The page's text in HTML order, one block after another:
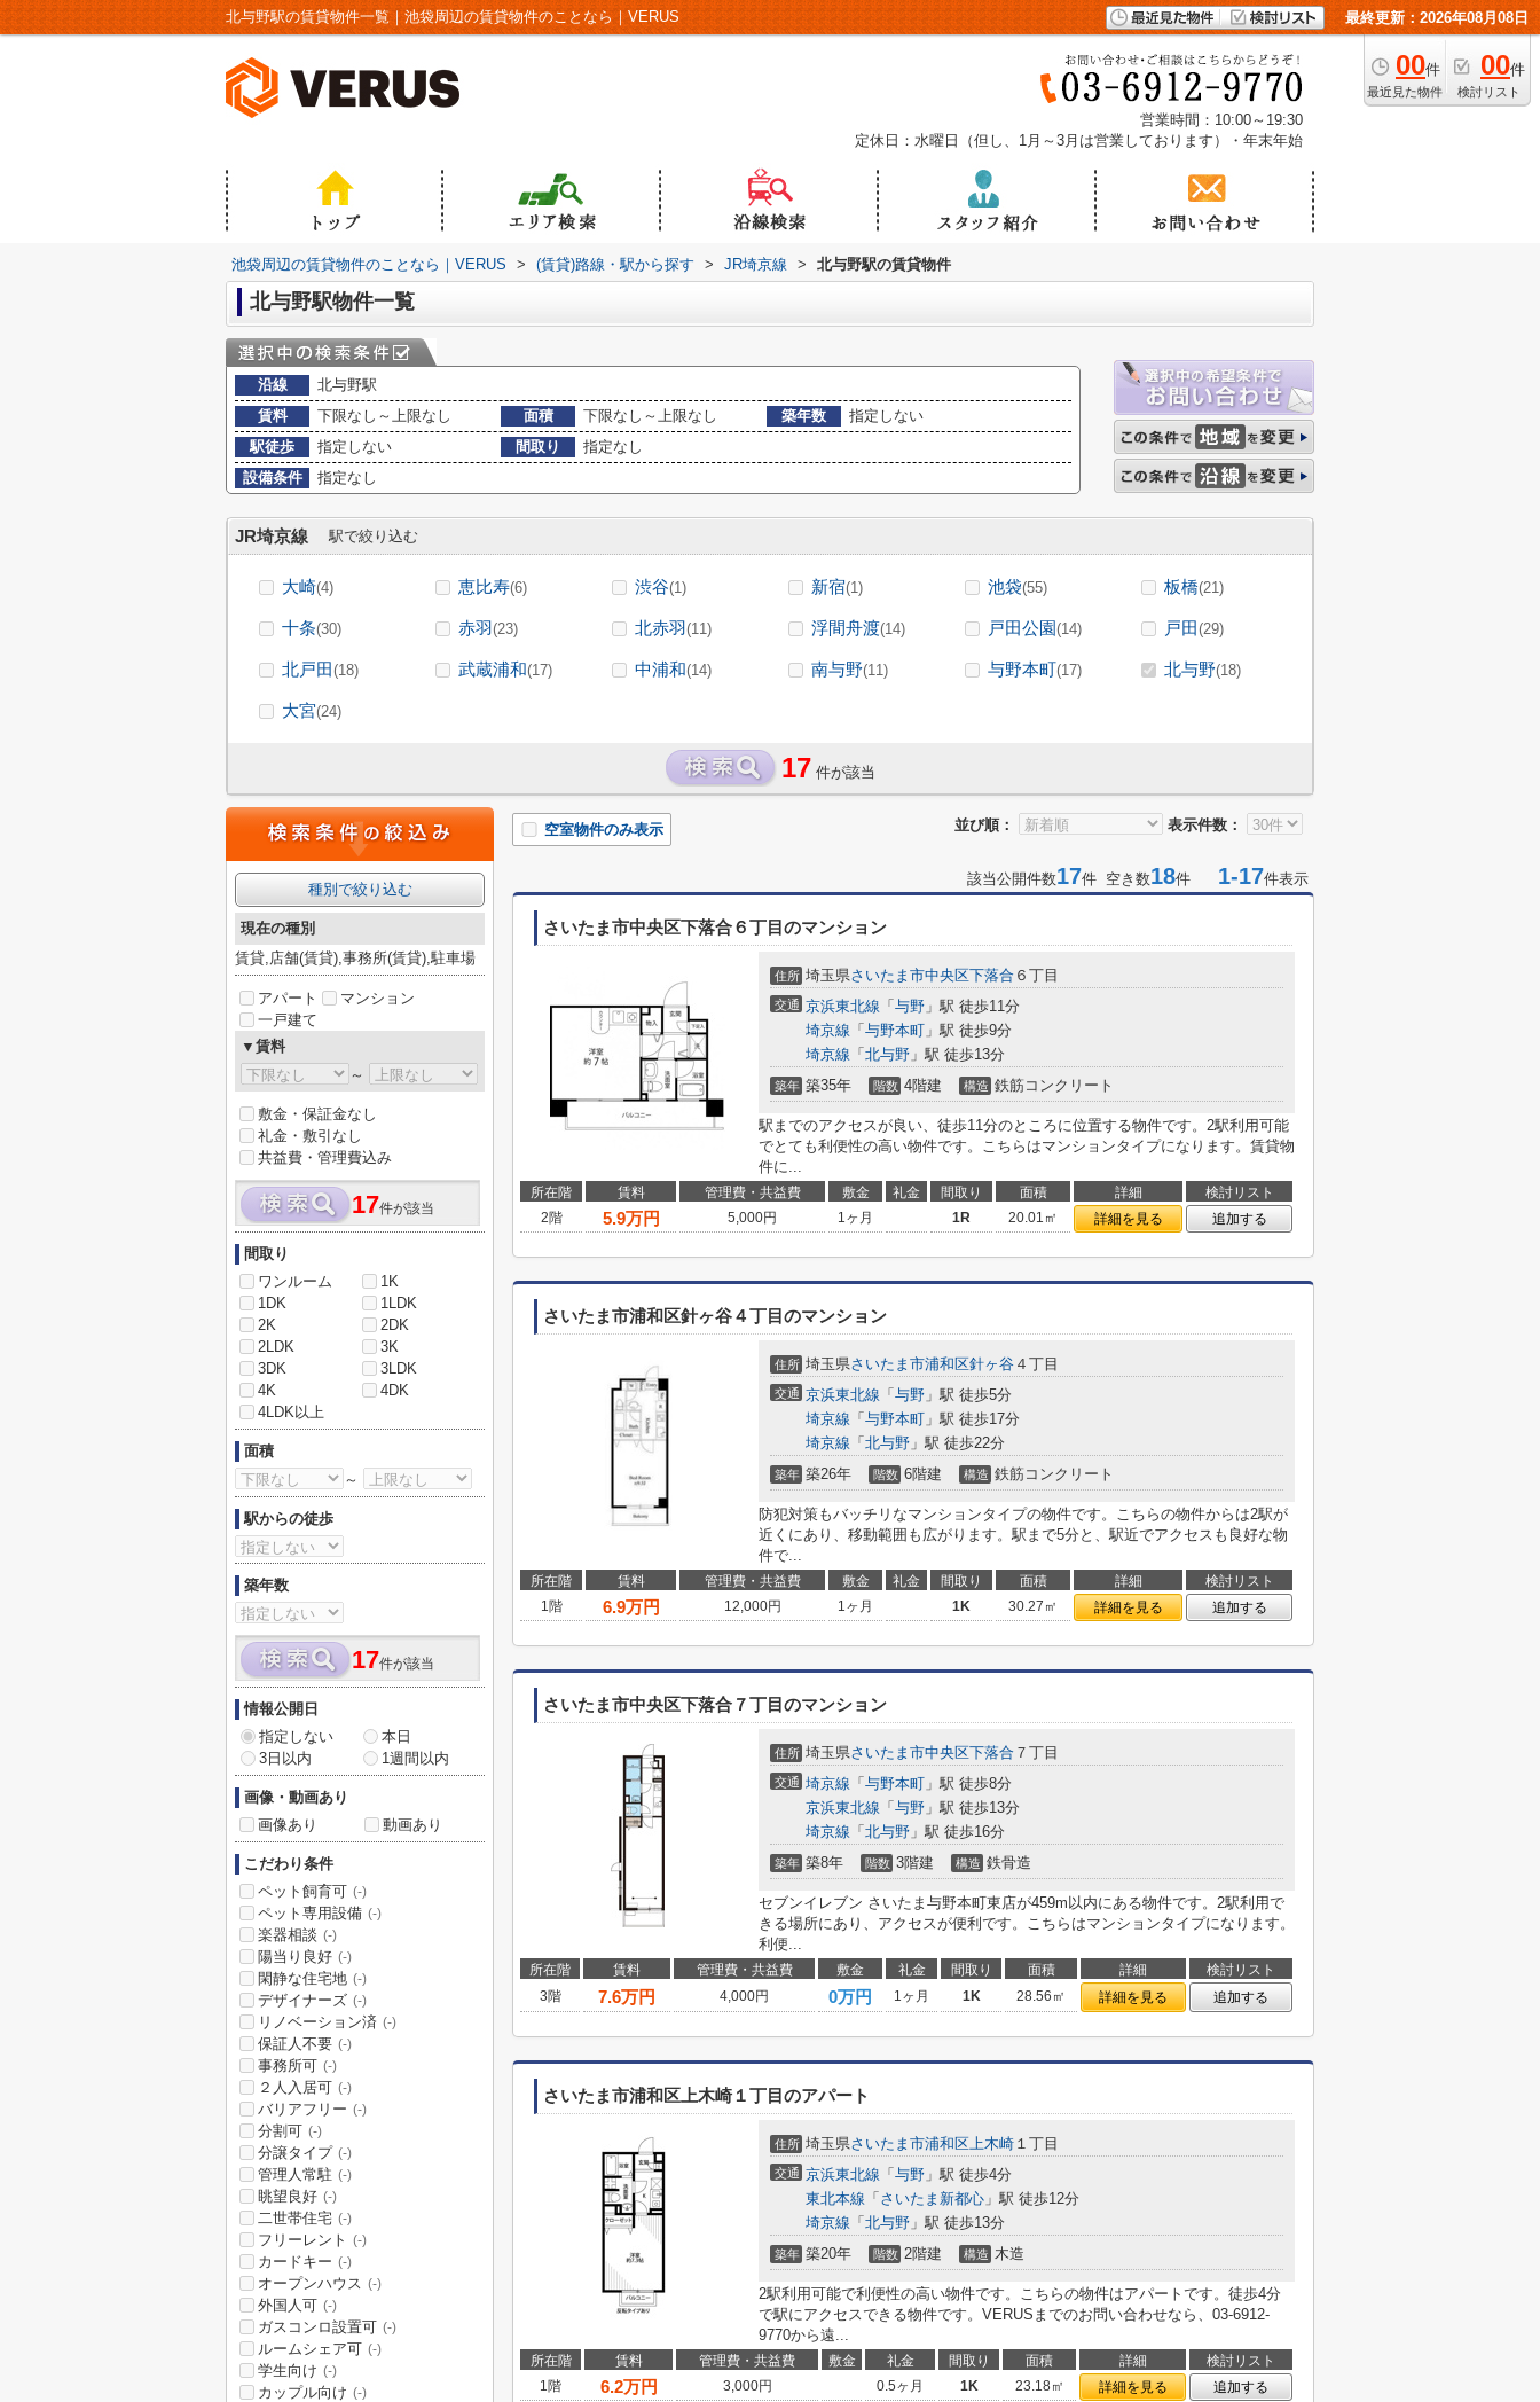
北与野駅の賃貸物件一覧｜池袋周辺の賃貸物件のことなら｜VERUS 最終更新：2026年08月08日
00件
最近見た物件
00件
検討リスト
営業時間：10:00～19:30
定休日：水曜日（但し、1月～3月は営業しております）・年末年始
池袋周辺の賃貸物件のことなら｜VERUS > (賃貸)路線・駅から探す > JR埼京線 > 北与野駅の賃貸物件
北与野駅物件一覧
沿線
北与野駅
賃料
下限なし～上限なし 面積 下限なし～上限なし 築年数
指定しない
駅徒歩
指定しない 間取り
指定なし
設備条件
指定なし
JR埼京線 駅で絞り込む
大崎(4) 恵比寿(6) 渋谷(1) 新宿(1) 池袋(55) 板橋(21)
十条(30) 赤羽(23) 北赤羽(11) 浮間舟渡(14) 戸田公園(14) 戸田(29)
北戸田(18) 武蔵浦和(17) 中浦和(14) 南与野(11) 与野本町(17) 北与野(18)
大宮(24)
17 件が該当
並び順： 表示件数：
空室物件のみ表示
該当公開件数17件 空き数18件 1-17件表示
さいたま市中央区下落合６丁目のマンション
住所 埼玉県さいたま市中央区下落合 ６丁目
交通 京浜東北線 「 与野 」駅 徒歩11分
埼京線 「 与野本町 」駅 徒歩9分
埼京線 「 北与野 」駅 徒歩13分
築年 築35年 階数 4階建 構造 鉄筋コンクリート
駅までのアクセスが良い、徒歩11分のところに位置する物件です。2駅利用可能
でとても利便性の高い物件です。こちらはマンションタイプになります。賃貸物
件に...
所在階 賃料 管理費・共益費 敷金 礼金 間取り 面積 詳細
検討リスト
2階
5.9万円 5,000円 1ヶ月 1R 20.01㎡ 詳細を見る 追加する
さいたま市浦和区針ヶ谷４丁目のマンション
住所 埼玉県さいたま市浦和区針ヶ谷 ４丁目
交通 京浜東北線 「 与野 」駅 徒歩5分
埼京線 「 与野本町 」駅 徒歩17分
埼京線 「 北与野 」駅 徒歩22分
築年 築26年 階数 6階建 構造 鉄筋コンクリート
防犯対策もバッチリなマンションタイプの物件です。こちらの物件からは2駅が
近くにあり、移動範囲も広がります。駅まで5分と、駅近でアクセスも良好な物
件で...
所在階 賃料 管理費・共益費 敷金 礼金 間取り 面積 詳細
検討リスト
1階
6.9万円 12,000円 1ヶ月 1K 30.27㎡ 詳細を見る 追加する
さいたま市中央区下落合７丁目のマンション
住所 埼玉県さいたま市中央区下落合 ７丁目
交通 埼京線 「 与野本町 」駅 徒歩8分
京浜東北線 「 与野 」駅 徒歩13分
埼京線 「 北与野 」駅 徒歩16分
築年 築8年 階数 3階建 構造 鉄骨造
セブンイレブン さいたま与野本町東店が459m以内にある物件です。2駅利用で
きる場所にあり、アクセスが便利です。こちらはマンションタイプになります。
利便...
所在階 賃料 管理費・共益費 敷金 礼金 間取り 面積 詳細
検討リスト
3階
7.6万円 4,000円 0万円 1ヶ月 1K 28.56㎡ 詳細を見る 追加する
さいたま市浦和区上木崎１丁目のアパート
住所 埼玉県さいたま市浦和区上木崎 １丁目
交通 京浜東北線 「 与野 」駅 徒歩4分
東北本線 「 さいたま新都心 」駅 徒歩12分
埼京線 「 北与野 」駅 徒歩13分
築年 築20年 階数 2階建 構造 木造
2駅利用可能で利便性の高い物件です。こちらの物件はアパートです。徒歩4分
で駅にアクセスできる物件です。VERUSまでのお問い合わせなら、03-6912-
9770から遠...
所在階 賃料 管理費・共益費 敷金 礼金 間取り 面積 詳細
検討リスト
1階
6.2万円 3,000円 0.5ヶ月 1K 23.18㎡ 詳細を見る 追加する
種別で絞り込む
現在の種別
賃貸,店舗(賃貸),事務所(賃貸),駐車場
アパート
マンション
一戸建て
▼賃料
～
敷金・保証金なし
礼金・敷引なし
共益費・管理費込み
17件が該当
間取り
ワンルーム
1K
1DK
1LDK
2K
2DK
2LDK
3K
3DK
3LDK
4K
4DK
4LDK以上
面積
～
駅からの徒歩
築年数
17件が該当
情報公開日
指定しない
本日
3日以内
1週間以内
画像・動画あり
画像あり
動画あり
こだわり条件
ペット飼育可 (-)
ペット専用設備 (-)
楽器相談 (-)
陽当り良好 (-)
閑静な住宅地 (-)
デザイナーズ (-)
リノベーション済 (-)
保証人不要 (-)
事務所可 (-)
２人入居可 (-)
バリアフリー (-)
分割可 (-)
分譲タイプ (-)
管理人常駐 (-)
眺望良好 (-)
二世帯住宅 (-)
フリーレント (-)
カードキー (-)
オープンハウス (-)
外国人可 (-)
ガスコンロ設置可 (-)
ルームシェア可 (-)
学生向け (-)
カップル向け (-)